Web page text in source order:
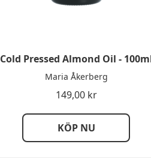
Cold Pressed Almond Oil -
Maria Åkerberg
149,00 kr
KÖP NU